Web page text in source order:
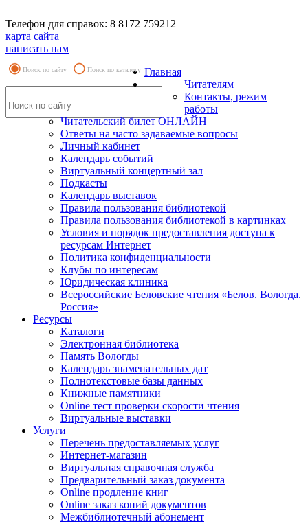
Телефон для справок: 8 8172 759212
карта сайта
написать нам
Поиск по сайту Поиск по каталогу Главная
Читателям
Контакты, режим
работы
Читательский билет ОНЛАЙН
Ответы на часто задаваемые вопросы
Личный кабинет
Календарь событий
Виртуальный концертный зал
Подкасты
Календарь выставок
Правила пользования библиотекой
Правила пользования библиотекой в картинках
Условия и порядок предоставления доступа к
ресурсам Интернет
Политика конфиденциальности
Клубы по интересам
Юридическая клиника
Всероссийские Беловские чтения «Белов. Вологда.
Россия»
Ресурсы
Каталоги
Электронная библиотека
Память Вологды
Календарь знаменательных дат
Полнотекстовые базы данных
Книжные памятники
Online тест проверки скорости чтения
Виртуальные выставки
Услуги
Перечень предоставляемых услуг
Интернет-магазин
Виртуальная справочная служба
Предварительный заказ документа
Online продление книг
Online заказ копий документов
Межбиблиотечный абонемент